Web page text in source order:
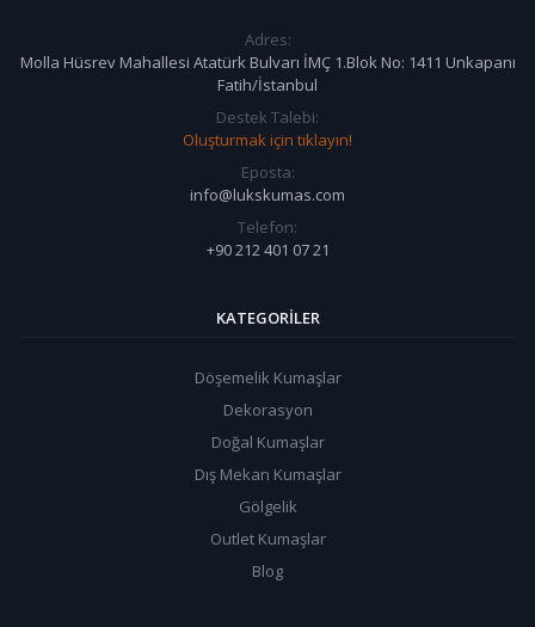
Adres:
Molla Hüsrev Mahallesi Atatürk Bulvarı İMÇ 1.Blok No: 1411 Unkapanı
Fatih/İstanbul
Destek Talebi:
Oluşturmak için tıklayın!
Eposta:
info@lukskumas.com
Telefon:
+90 212 401 07 21
KATEGORILER
Döşemelik Kumaşlar
Dekorasyon
Doğal Kumaşlar
Dış Mekan Kumaşlar
Gölgelik
Outlet Kumaşlar
Blog